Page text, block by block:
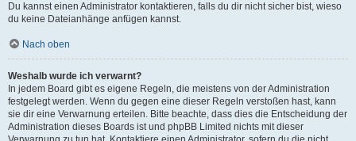
Du kannst einen Administrator kontaktieren, falls du dir nicht sicher bist, wieso
du keine Dateianhänge anfügen kannst.
Nach oben
Weshalb wurde ich verwarnt?
In jedem Board gibt es eigene Regeln, die meistens von der Administration
festgelegt werden. Wenn du gegen eine dieser Regeln verstoßen hast, kann
sie dir eine Verwarnung erteilen. Bitte beachte, dass dies die Entscheidung der
Administration dieses Boards ist und phpBB Limited nichts mit dieser